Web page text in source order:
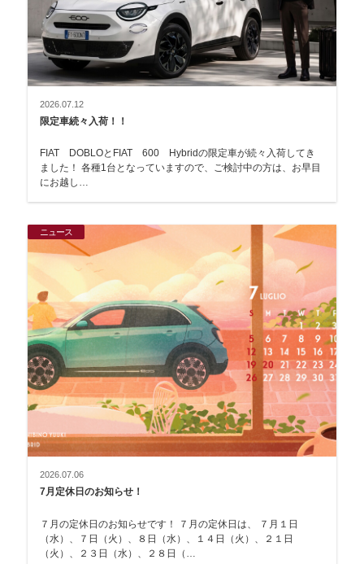
2026.07.12
限定車続々入荷！！
FIAT DOBLOとFIAT 600 Hybridの限定車が続々入荷してき
ました！ 各種1台となっていますので、ご検討中の方は、お早目
にお越し…
ニュース
2026.07.06
7月定休日のお知らせ！
７月の定休日のお知らせです！ ７月の定休日は、 ７月１日
（水）、７日（火）、８日（水）、１４日（火）、２１日
（火）、２３日（水）、２８日（…